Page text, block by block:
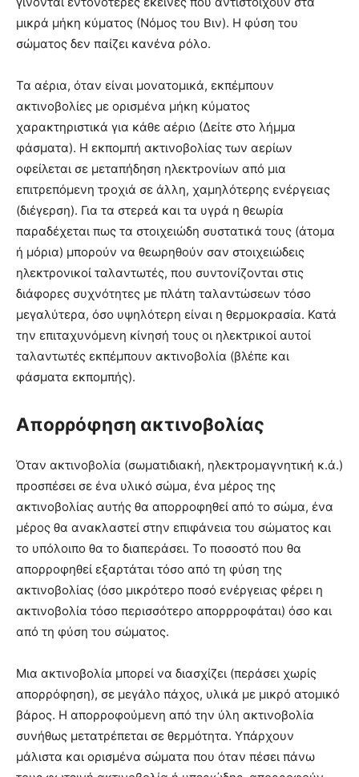
μικρά μήκη κύματος (Νόμος του Βιν). Η φύση του
σώματος δεν παίζει κανένα ρόλο.
Τα αέρια, όταν είναι μονατομικά, εκπέμπουν
ακτινοβολίες με ορισμένα μήκη κύματος
χαρακτηριστικά για κάθε αέριο (Δείτε στο λήμμα
φάσματα). Η εκπομπή ακτινοβολίας των αερίων
οφείλεται σε μεταπήδηση ηλεκτρονίων από μια
επιτρεπόμενη τροχιά σε άλλη, χαμηλότερης ενέργειας
(διέγερση). Για τα στερεά και τα υγρά η θεωρία
παραδέχεται πως τα στοιχειώδη συστατικά τους (άτομα
ή μόρια) μπορούν να θεωρηθούν σαν στοιχειώδεις
ηλεκτρονικοί ταλαντωτές, που συντονίζονται στις
διάφορες συχνότητες με πλάτη ταλαντώσεων τόσο
μεγαλύτερα, όσο υψηλότερη είναι η θερμοκρασία. Κατά
την επιταχυνόμενη κίνησή τους οι ηλεκτρικοί αυτοί
ταλαντωτές εκπέμπουν ακτινοβολία (βλέπε και
φάσματα εκπομπής).
Απορρόφηση ακτινοβολίας
Όταν ακτινοβολία (σωματιδιακή, ηλεκτρομαγνητική κ.ά.)
προσπέσει σε ένα υλικό σώμα, ένα μέρος της
ακτινοβολίας αυτής θα απορροφηθεί από το σώμα, ένα
μέρος θα ανακλαστεί στην επιφάνεια του σώματος και
το υπόλοιπο θα το διαπεράσει. Το ποσοστό που θα
απορροφηθεί εξαρτάται τόσο από τη φύση της
ακτινοβολίας (όσο μικρότερο ποσό ενέργειας φέρει η
ακτινοβολία τόσο περισσότερο απορρροφάται) όσο και
από τη φύση του σώματος.
Μια ακτινοβολία μπορεί να διασχίζει (περάσει χωρίς
απορρόφηση), σε μεγάλο πάχος, υλικά με μικρό ατομικό
βάρος. Η απορροφούμενη από την ύλη ακτινοβολία
συνήθως μετατρέπεται σε θερμότητα. Υπάρχουν
μάλιστα και ορισμένα σώματα που όταν πέσει πάνω